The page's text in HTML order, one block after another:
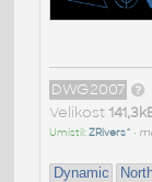
DWG2007
Velikost
Umístil:ZRivers^ •
Dynamic